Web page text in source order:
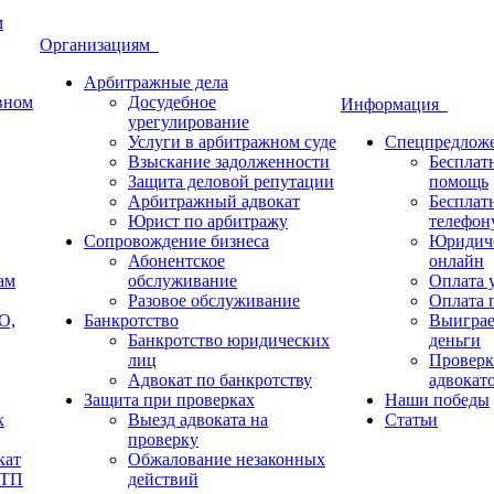
Организациям
Арбитражные дела
Досудебное
урегулирование
Услуги в арбитражном суде
Взыскание задолженности
Защита деловой репутации
Арбитражный адвокат
Юрист по арбитражу
Сопровождение бизнеса
Абонентское
обслуживание
Разовое обслуживание
Банкротство
Банкротство юридических
лиц
Адвокат по банкротству
Защита при проверках
Выезд адвоката на
проверку
Обжалование незаконных
действий
Информация
помощь
онлайн
Оплата
Оплата
деньги
Наши победы
Статьи